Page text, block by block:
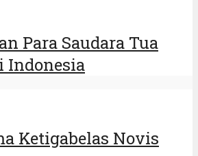
Para Saudara Tua
Indonesia
Ketigabelas Novis